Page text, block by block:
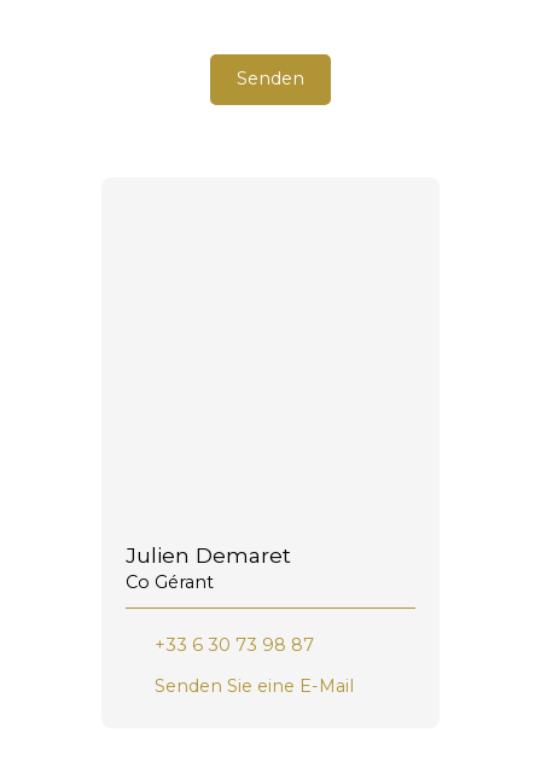
Senden
Julien Demaret
Co Gérant
+33 6 30 73 98 87
Senden Sie eine E-Mail